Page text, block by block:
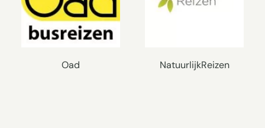
Oad NatuurlijkReizen